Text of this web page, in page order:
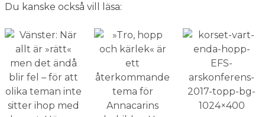
Du kanske också vill läsa: